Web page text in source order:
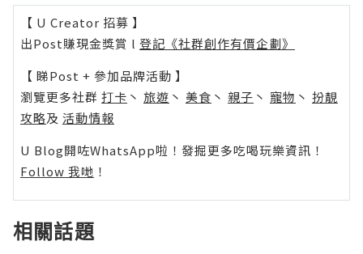
【 U Creator 招募 】
出Post賺現金獎賞 l 登記《社群創作有價企劃》
【 睇Post + 參加品牌活動 】
瀏覽更多社群 打卡 丶 旅遊 丶 美食 丶 親子 丶 寵物 丶 扮靚
攻略及 活動情報
U Blog開咗WhatsApp啦！發掘更多吃喝玩樂資訊！
Follow 我哋 ！
相關話題